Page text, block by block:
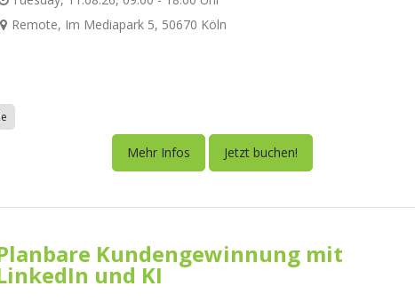
Remote, Im Mediapark 5, 50670 Köln
Mehr Infos Jetzt buchen!
Kundengewinnung mit
und KI